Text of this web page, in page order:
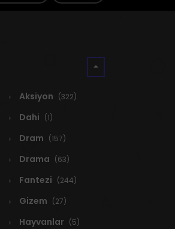
Aksiyon (322)
Dahi (1)
Dram (157)
Drama (63)
Fantezi (244)
Gizem (27)
Hayvanlar (5)